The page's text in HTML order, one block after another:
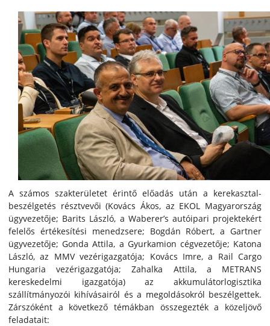
A számos szakterületet érintő előadás után a kerekasztal-
beszélgetés résztvevői (Kovács Ákos, az EKOL Magyarország
ügyvezetője; Barits László, a Waberer’s autóipari projektekért
felelős értékesítési menedzsere; Bogdán Róbert, a Gartner
ügyvezetője; Gonda Attila, a Gyurkamion cégvezetője; Katona
László, az MMV vezérigazgatója; Kovács Imre, a Rail Cargo
Hungaria vezérigazgatója; Zahalka Attila, a METRANS
kereskedelmi igazgatója) az akkumulátorlogisztika
szállítmányozói kihívásairól és a megoldásokról beszélgettek.
Zárszóként a következő témákban összegezték a közeljövő
feladatait: